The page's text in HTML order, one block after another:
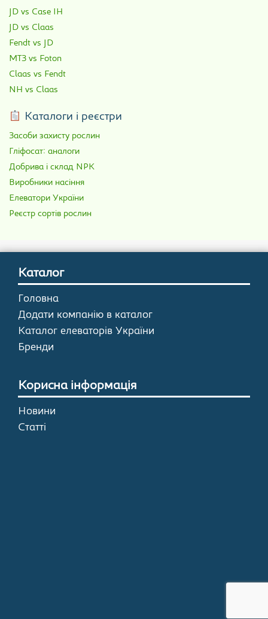
JD vs Case IH
JD vs Claas
Fendt vs JD
МТЗ vs Foton
Claas vs Fendt
NH vs Claas
Каталоги і реєстри
Засоби захисту рослин
Гліфосат: аналоги
Добрива і склад NPK
Виробники насіння
Елеватори України
Реєстр сортів рослин
Каталог
Головна
Додати компанію в каталог
Каталог елеваторів України
Бренди
Корисна інформація
Новини
Статті